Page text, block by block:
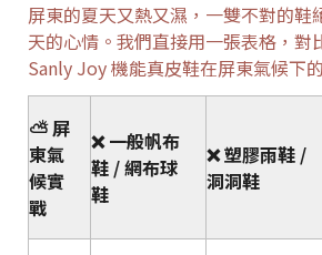
屏東的夏天又熱又濕，一雙不對的鞋
天的心情。我們直接用一張表格，對
Sanly Joy 機能真皮鞋在屏東氣候下
⛅ 屏
東氣
候實
戰
❌ 一般帆布
鞋 / 網布球
鞋
❌ 塑膠雨鞋 /
洞洞鞋